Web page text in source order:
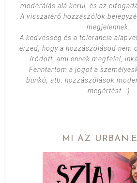
moderálás alá kerül, és az
A visszatérő hozzászólók
megjelennek.
A kedvesség és a tolerancia
érzed, hogy a hozzászólásod nem
íródott, ami ennek megfelel,
Fenntartom a jogot a
bunkó, stb. hozzászólások
megértést. :)
MI AZ